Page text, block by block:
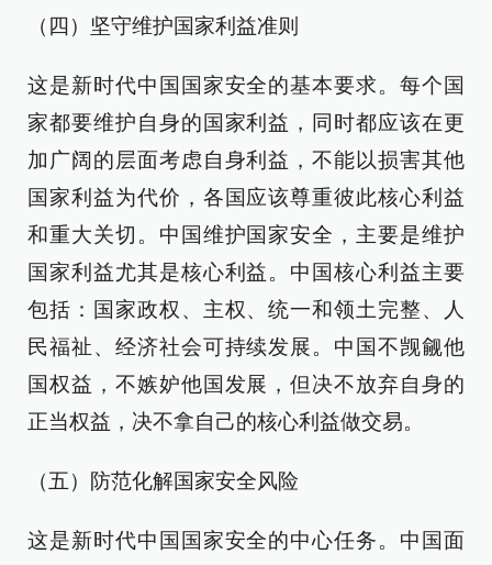
（四）坚守维护国家利益准则
这是新时代中国国家安全的基本要求。每个国
家都要维护自身的国家利益，同时都应该在更
加广阔的层面考虑自身利益，不能以损害其他
国家利益为代价，各国应该尊重彼此核心利益
和重大关切。中国维护国家安全，主要是维护
国家利益尤其是核心利益。中国核心利益主要
包括：国家政权、主权、统一和领土完整、人
民福祉、经济社会可持续发展。中国不觊觎他
国权益，不嫉妒他国发展，但决不放弃自身的
正当权益，决不拿自己的核心利益做交易。
（五）防范化解国家安全风险
这是新时代中国国家安全的中心任务。中国面